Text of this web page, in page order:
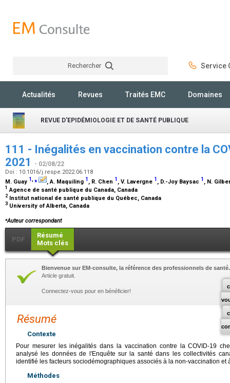
Rechercher Service
Actualités Revues Traités EMC Domaines
REVUE D'EPIDÉMIOLOGIE ET DE SANTÉ PUBLIQUE
111 - Inégalités en vaccination contre la
2021
- 02/08/22
Doi : 10.1016/j.respe.2022.06.118
M. Guay 1,⁎ , A. Maquiling 1 , R. Chen 1 , V. Lavergne 1 , D.-Joy Baysac 1 , N.
1 Agence de santé publique du Canada, Canada
2 Institut national de santé publique du Québec, Canada
3 University of Alberta, Canada
⁎Auteur correspondant
PDF
Résumé
Mots clés
Bienvenue sur EM-consulte, la référence des professionnels de santé.
Article gratuit.
Connectez-vous pour en bénéficier!
Résumé
Contexte
Pour mesurer les inégalités dans la vaccination contre la COVID-19
analysé les données de l'Enquête sur la santé dans les collectivités
identifié les facteurs sociodémographiques associés à la non-vaccination et
Méthodes